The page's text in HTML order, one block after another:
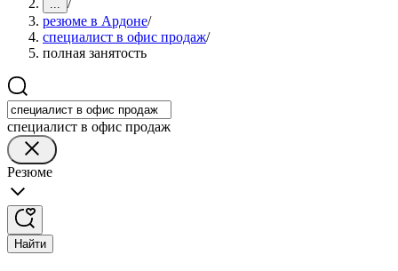
... /
резюме в Ардоне/
специалист в офис продаж/
полная занятость
специалист в офис продаж
Резюме
Найти